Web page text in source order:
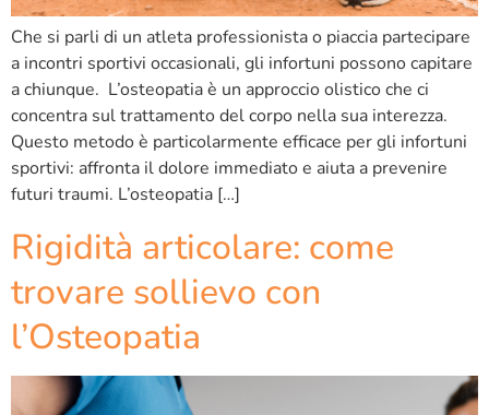
Che si parli di un atleta professionista o piaccia partecipare
a incontri sportivi occasionali, gli infortuni possono capitare
a chiunque. L’osteopatia è un approccio olistico che ci
concentra sul trattamento del corpo nella sua interezza.
Questo metodo è particolarmente efficace per gli infortuni
sportivi: affronta il dolore immediato e aiuta a prevenire
futuri traumi. L’osteopatia […]
Rigidità articolare: come
trovare sollievo con
l’Osteopatia